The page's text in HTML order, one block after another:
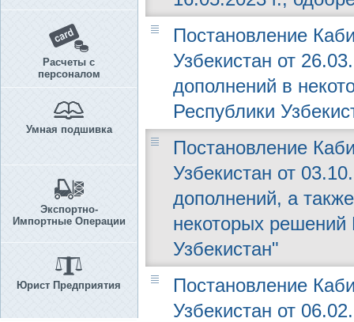
Расчеты с
персоналом
Умная подшивка
Экспортно-
Импортные Операции
Юрист Предприятия
Постановление
Узбекистан от
дополнений в
Республики
Постановление
Узбекистан от
дополнений, а
некоторых решений
Узбекистан"
Постановление
Узбекистан от